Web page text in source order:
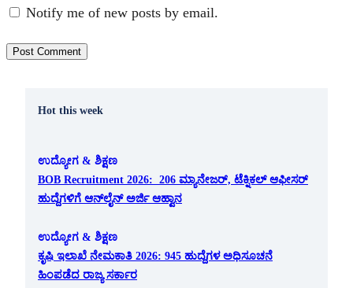
Notify me of new posts by email.
Hot this week
ಉದ್ಯೋಗ & ಶಿಕ್ಷಣ
BOB Recruitment 2026: 206 ಮ್ಯಾನೇಜರ್, ಟೆಕ್ನಿಕಲ್ ಆಫೀಸರ್
ಹುದ್ದೆಗಳಿಗೆ ಆನ್‌ಲೈನ್ ಅರ್ಜಿ ಆಹ್ವಾನ
ಉದ್ಯೋಗ & ಶಿಕ್ಷಣ
ಕೃಷಿ ಇಲಾಖೆ ನೇಮಕಾತಿ 2026: 945 ಹುದ್ದೆಗಳ ಅಧಿಸೂಚನೆ
ಹಿಂಪಡೆದ ರಾಜ್ಯ ಸರ್ಕಾರ